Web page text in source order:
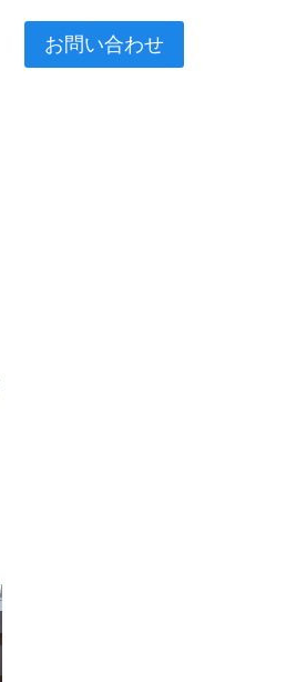
お問い合わせ